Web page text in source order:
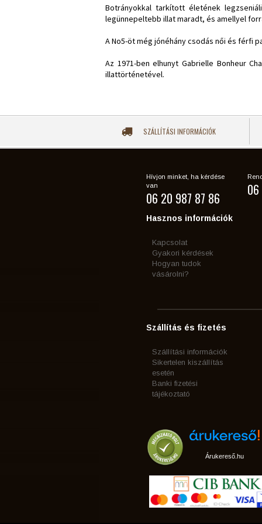
Botrányokkal tarkított életének
legünnepeltebb illat maradt, és amellyel
A No5-öt még jónéhány csodás női és férfi
Az 1971-ben elhunyt Gabrielle Bonheur
illattörténetével.
SZÁLLÍTÁSI INFORMÁCIÓK
Hívjon minket, ha kérdése
van
06 20 987 87 86
Hasznos információk
Kapcsolat
Gyakori kérdések
Hogyan tudok
vásárolni?
Szállítás és fizetés
Szállítási információk
Sikertelen kiszállítás
esetén
Banki fizetési
tájékoztató
Árukereső.hu